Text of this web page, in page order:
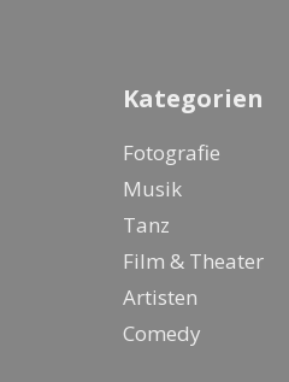
Kategorien
Fotografie
Musik
Tanz
Film & Theater
Artisten
Comedy